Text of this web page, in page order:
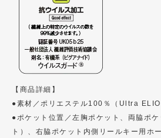
【商品詳細】
●素材／ポリエステル100％（Ultra ELIO
●ポケット位置／左胸ポケット、両脇ポ
ト）、右脇ポケット内側リールキー用ホ